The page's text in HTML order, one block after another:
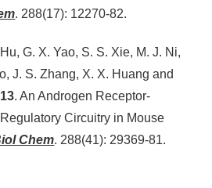
. 288(17): 12270-82.
G. X. Yao, S. S. Xie, M. J. Ni,
J. S. Zhang, X. X. Huang and
. An Androgen Receptor-
Circuitry in Mouse
Chem. 288(41): 29369-81.